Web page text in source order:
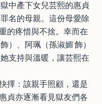
中產下女兒芸熙的惠貞
名的母親。這份母愛除
的疼惜與不捨。幸而在
）、阿珮（孫淑媚 飾）
支持與溫暖，讓芸熙在
擇：該親手照顧，還是
貞亦逐漸看見獄友們各